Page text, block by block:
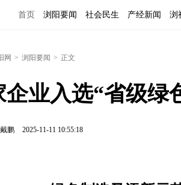
首页 浏阳要闻 社会民生 产经新闻 浏
网 > 浏阳要闻 > 正文
企业入选“省级绿
鹏 2025-11-11 10:55:18